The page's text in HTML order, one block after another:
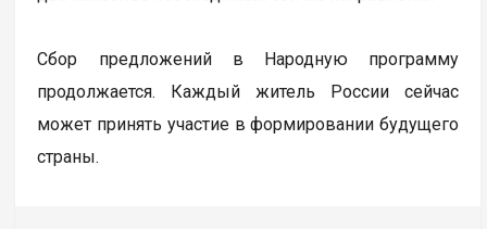
Сбор предложений в Народную программу
продолжается. Каждый житель России сейчас
может принять участие в формировании будущего
страны.